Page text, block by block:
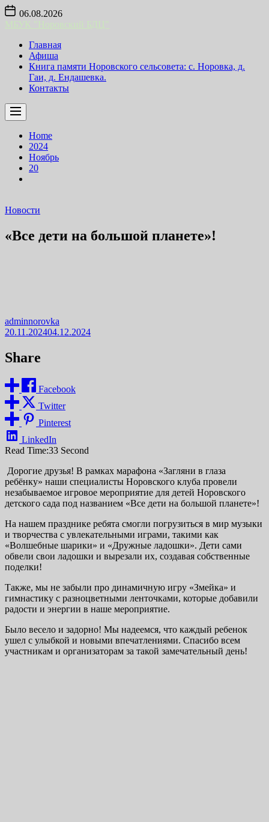
Skip
content
06.08.2026
Главная
Афиша
Книга памяти Норовского сельсовета: с. Норовка, д.
Гаи, д. Ендашевка.
Контакты
Home
2024
Ноябрь
20
Новости
«Все дети на большой планете»!
adminnorovka
20.11.202404.12.2024
Share
Facebook
Twitter
Pinterest
LinkedIn
Read Time:33 Second
Дорогие друзья! В рамках марафона «Загляни в глаза
ребёнку» наши специалисты Норовского клуба провели
незабываемое игровое мероприятие для детей Норовского
детского сада под названием «Все дети на большой планете»!
На нашем празднике ребята смогли погрузиться в мир музыки
и творчества с увлекательными играми, такими как
«Волшебные шарики» и «Дружные ладошки». Дети сами
обвели свои ладошки и вырезали их, создавая собственные
поделки!
Также, мы не забыли про динамичную игру «Змейка» и
гимнастику с разноцветными ленточками, которые добавили
радости и энергии в наше мероприятие.
Было весело и задорно! Мы надеемся, что каждый ребенок
ушел с улыбкой и новыми впечатлениями. Спасибо всем
участникам и организаторам за такой замечательный день!